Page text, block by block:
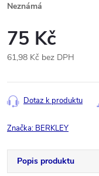
Neznámá
75 Kč
61,98 Kč bez DPH
cena:
Dotaz k produktu
Značka: BERKLEY
Popis produktu